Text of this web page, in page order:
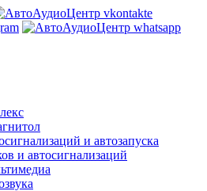
и автозапуска
и автосигнализаций